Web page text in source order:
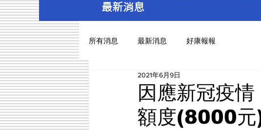
最新消息
所有消息 最新消息 好康報報
因應新冠疫
額度(8000元
2021年6月9日